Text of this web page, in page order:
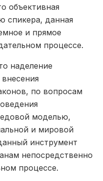
объективная
спикера, данная
и прямое
процессе.
наделение
по вопросам
моделью,
и мировой
инструмент
ам непосредственно
процессе.